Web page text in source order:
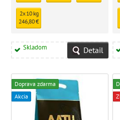
2x 10 kg
246,80 €
Skladom Detail
Doprava zdarma
Akcia